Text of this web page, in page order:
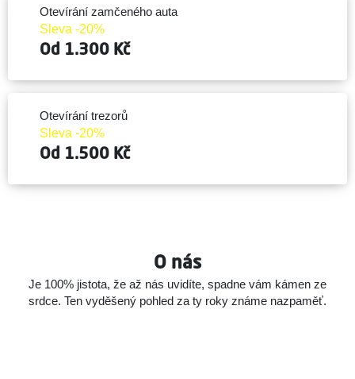
Otevírání zamčeného auta
Sleva -20%
Od 1.300 Kč
Otevírání trezorů
Sleva -20%
Od 1.500 Kč
O nás
Je 100% jistota, že až nás uvidíte, spadne vám kámen ze
srdce. Ten vyděšený pohled za ty roky známe nazpaměť.